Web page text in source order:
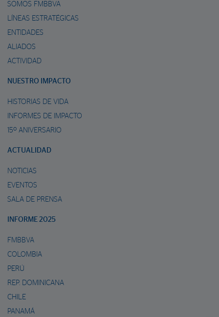
SOMOS FMBBVA
LÍNEAS ESTRATÉGICAS
ENTIDADES
ALIADOS
ACTIVIDAD
NUESTRO IMPACTO
HISTORIAS DE VIDA
INFORMES DE IMPACTO
15º ANIVERSARIO
ACTUALIDAD
NOTICIAS
EVENTOS
SALA DE PRENSA
INFORME 2025
FMBBVA
COLOMBIA
PERÚ
REP. DOMINICANA
CHILE
PANAMÁ